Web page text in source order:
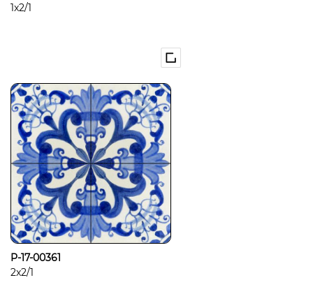
1x2/1
P-17-00361
2x2/1